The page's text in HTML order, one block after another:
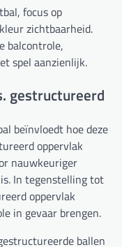
focus op
zichtbaarheid.
balcontrole,
spel aanzienlijk.
gestructureerd
beïnvloedt hoe deze
oppervlak
nauwkeuriger
In tegenstelling tot
oppervlak
in gevaar brengen.
ballen